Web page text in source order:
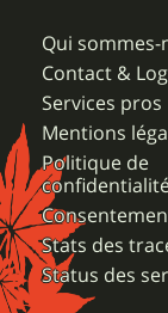
Qui sommes-
Contact &
Services pros
Mentions
Politique de
Stats des
Status des